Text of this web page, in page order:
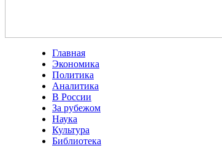
Главная
Экономика
Политика
Аналитика
В России
За рубежом
Наука
Культура
Библиотека